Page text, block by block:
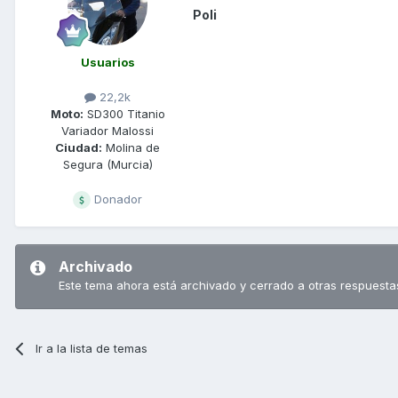
Usuarios
22,2k
Moto: SD300 Titanio
Variador Malossi
Ciudad: Molina de
Segura (Murcia)
Donador
Poli
Archivado
Este tema ahora está archivado y cerrado a otras
Ir a la lista de temas